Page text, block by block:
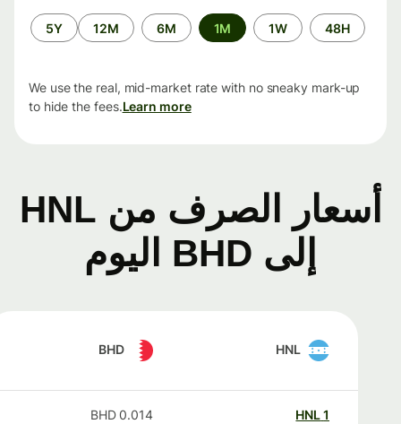
الفترة
الزمنية
48H
1W
1M
6M
12M
5Y
We use the real, mid-market rate with no sneaky mark-up
to hide the fees.Learn more
أسعار الصرف من HNL
إلى BHD اليوم
HNL
BHD
HNL
0.014
BHD